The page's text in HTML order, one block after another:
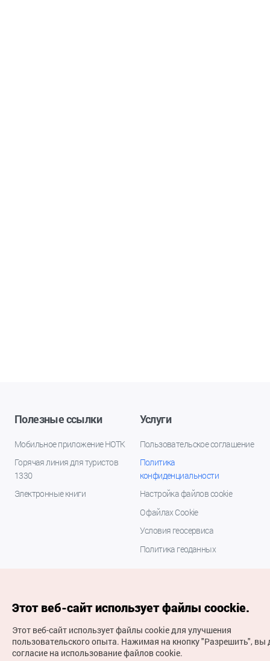
Полезные ссылки
Мобильное приложение НОТК
Горячая линия для туристов
1330
Электронные книги
Услуги
Пользовательское соглашение
Политика
конфиденциальности
Настройка файлов cookie
О файлах Cookie
Условия геосервиса
Политика геоданных
Этот веб-сайт использует файлы coockie.
Этот веб-сайт использует файлы cookie для улучшения
пользовательского опыта. Нажимая на кнопку "Разрешить", вы
согласие на использование файлов cookie.